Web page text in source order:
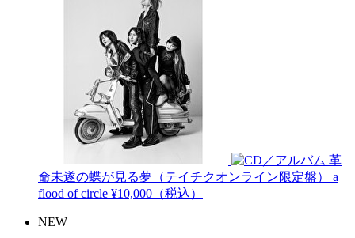
革
命未遂の蝶が見る夢（テイチクオンライン限定盤） a
flood of circle ¥10,000（税込）
NEW